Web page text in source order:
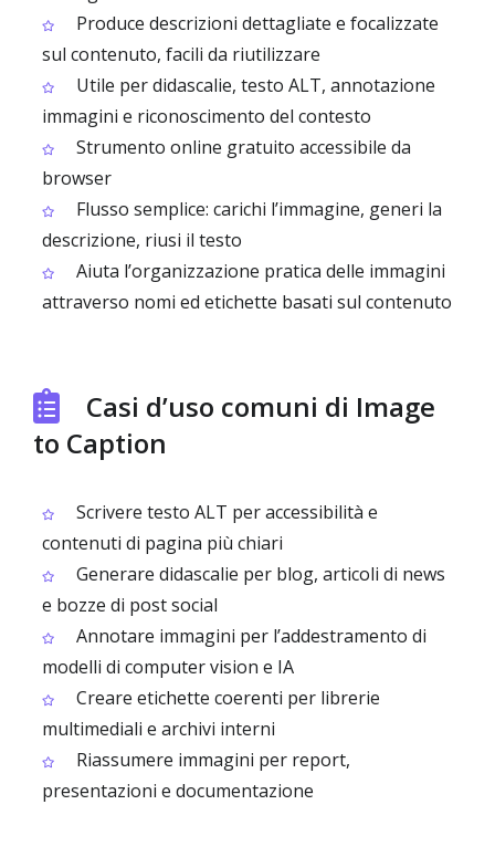
Produce descrizioni dettagliate e focalizzate
sul contenuto, facili da riutilizzare
Utile per didascalie, testo ALT, annotazione
immagini e riconoscimento del contesto
Strumento online gratuito accessibile da
browser
Flusso semplice: carichi l’immagine, generi la
descrizione, riusi il testo
Aiuta l’organizzazione pratica delle immagini
attraverso nomi ed etichette basati sul contenuto
Casi d’uso comuni di Image
to Caption
Scrivere testo ALT per accessibilità e
contenuti di pagina più chiari
Generare didascalie per blog, articoli di news
e bozze di post social
Annotare immagini per l’addestramento di
modelli di computer vision e IA
Creare etichette coerenti per librerie
multimediali e archivi interni
Riassumere immagini per report,
presentazioni e documentazione